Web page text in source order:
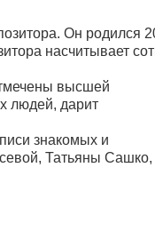
Он родился
насчитывает
высшей
людей, дарит
знакомых и
Татьяны Сашко,